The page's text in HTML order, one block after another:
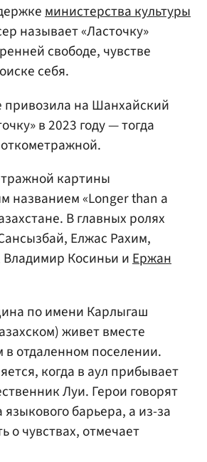
министерства культуры
называет «Ласточку»
свободе, чувстве
себя.
на Шанхайский
в 2023 году — тогда
картины
названием «Longer than a
В главных ролях
Елжас Рахим,
Владимир Косиньи иЕржан
по имени Карлыгаш
живет вместе
отдаленном поселении.
когда в аул прибывает
Луи. Герои говорят
барьера, а из-за
о чувствах, отмечает